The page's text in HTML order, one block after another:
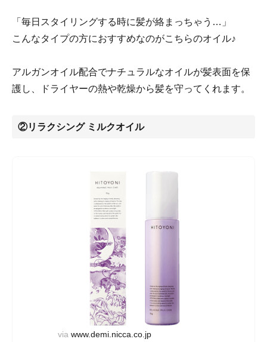
「毎日スタイリングする時に髪が絡まっちゃう…」
こんなタイプの方におすすめなのがこちらのオイル♪
アルガンオイル配合でナチュラルなオイルが髪表面を保
護し、ドライヤーの熱や乾燥から髪を守ってくれます。
②リラクシング ミルクオイル
via www.demi.nicca.co.jp